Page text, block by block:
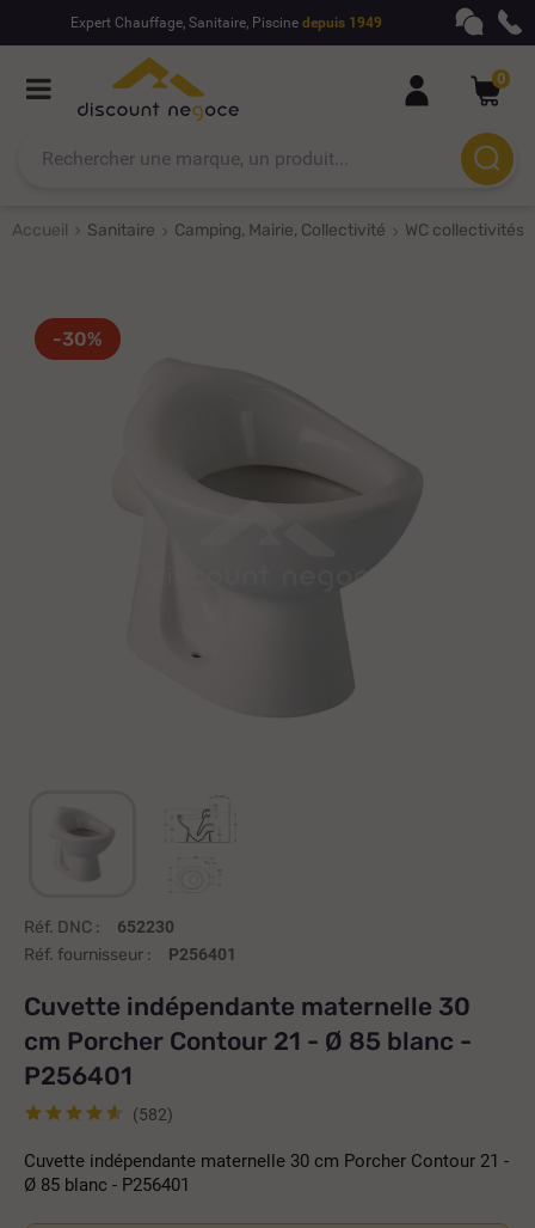
Expert Chauffage, Sanitaire, Piscine depuis 1949
0
Accueil Sanitaire Camping, Mairie, Collectivité WC collectivités
-30%
Réf. DNC : 652230
Réf. fournisseur : P256401
Cuvette indépendante maternelle 30
cm Porcher Contour 21 - Ø 85 blanc -
P256401
(582)
Cuvette indépendante maternelle 30 cm Porcher Contour 21 -
Ø 85 blanc - P256401